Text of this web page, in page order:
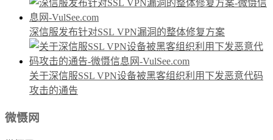
深信服发布针对SSL VPN漏洞的整体修复方案
关于深信服SSL VPN设备被黑客组织利用下发恶意代码
攻击的通告
微慑网